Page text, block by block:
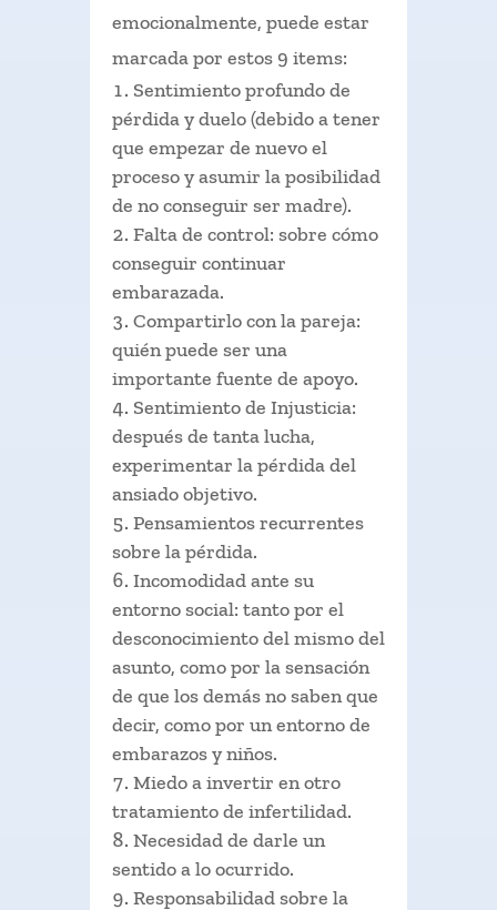
emocionalmente, puede estar
marcada por estos 9 items:
Sentimiento profundo de
pérdida y duelo (debido a tener
que empezar de nuevo el
proceso y asumir la posibilidad
de no conseguir ser madre).
Falta de control: sobre cómo
conseguir continuar
embarazada.
Compartirlo con la pareja:
quién puede ser una
importante fuente de apoyo.
Sentimiento de Injusticia:
después de tanta lucha,
experimentar la pérdida del
ansiado objetivo.
Pensamientos recurrentes
sobre la pérdida.
Incomodidad ante su
entorno social: tanto por el
desconocimiento del mismo del
asunto, como por la sensación
de que los demás no saben que
decir, como por un entorno de
embarazos y niños.
Miedo a invertir en otro
tratamiento de infertilidad.
Necesidad de darle un
sentido a lo ocurrido.
Responsabilidad sobre la